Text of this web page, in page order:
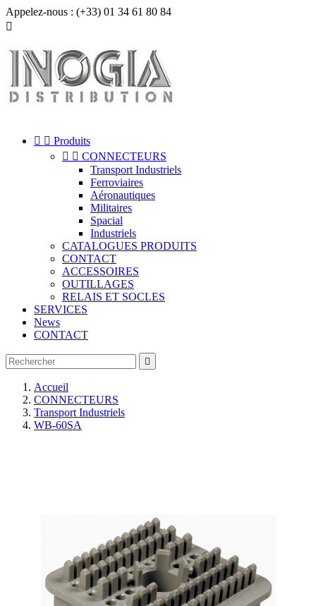
Appelez-nous : (+33) 01 34 61 80 84

  Produits
  CONNECTEURS
Transport Industriels
Ferroviaires
Aéronautiques
Militaires
Spacial
Industriels
CATALOGUES PRODUITS
CONTACT
ACCESSOIRES
OUTILLAGES
RELAIS ET SOCLES
SERVICES
News
CONTACT

Accueil
CONNECTEURS
Transport Industriels
WB-60SA